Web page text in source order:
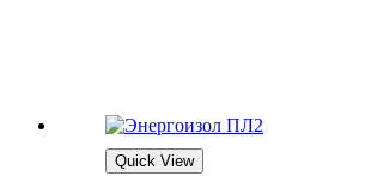
Quick View